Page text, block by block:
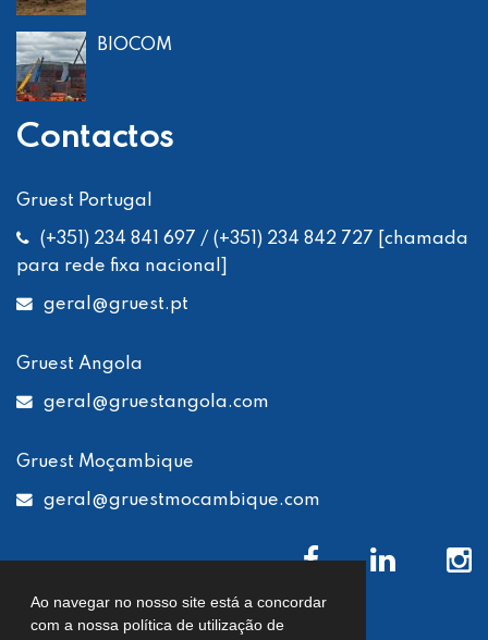
Ao navegar no nosso site está a concordar
com a nossa política de utilização de
BIOCOM
Contactos
Gruest Portugal
(+351) 234 841 697 / (+351) 234 842 727 [chamada
para rede fixa nacional]
geral @gruest.pt
Gruest Angola
geral @gruestangola.com
Gruest Moçambique
geral @gruestmocambique.com